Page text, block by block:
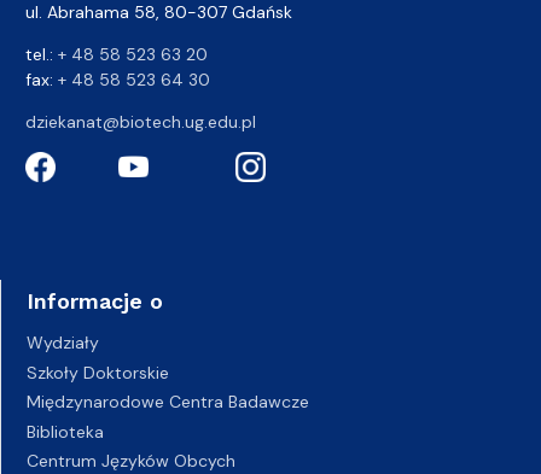
ul. Abrahama 58, 80-307 Gdańsk
tel.: + 48 58 523 63 20
fax: + 48 58 523 64 30
dziekanat@biotech.ug.edu.pl
Informacje o
Wydziały
Szkoły Doktorskie
Międzynarodowe Centra Badawcze
Biblioteka
Centrum Języków Obcych